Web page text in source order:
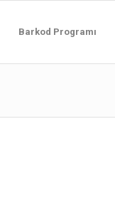
Barkod Programı